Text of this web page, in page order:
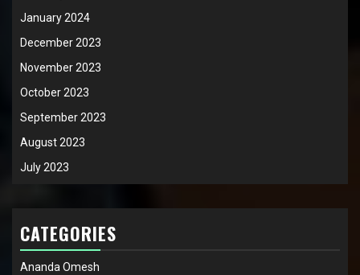
January 2024
December 2023
November 2023
October 2023
September 2023
August 2023
July 2023
CATEGORIES
Ananda Omesh